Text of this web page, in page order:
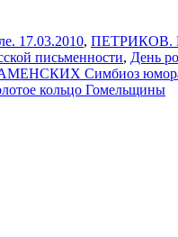
17.03.2010, ПЕТРИКОВ.
письменности, День
Симбиоз юмора и
кольцо Гомельщины